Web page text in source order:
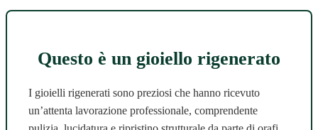
Questo è un gioiello rigenerato
I gioielli rigenerati sono preziosi che hanno ricevuto
un’attenta lavorazione professionale, comprendente